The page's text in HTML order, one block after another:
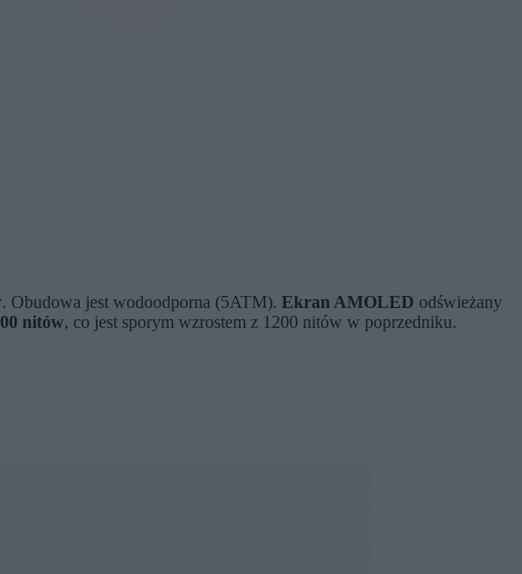
. Obudowa jest wodoodporna (5ATM). Ekran AMOLED odświeżany
nitów, co jest sporym wzrostem z 1200 nitów w poprzedniku.